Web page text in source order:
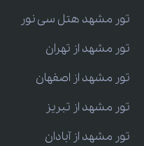
تور مشهد هتل سی نور
تور مشهد از تهران
تور مشهد از اصفهان
تور مشهد از تبریز
تور مشهد از آبادان